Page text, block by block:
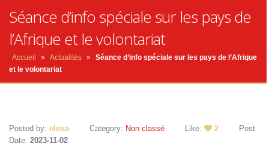
Séance d’info spéciale sur les pays de
l’Afrique et le volontariat
Accueil » Actualités » Séance d’info spéciale sur les pays de l’Afrique
et le volontariat
Posted by: elena Category: Non classé Like: 2
Post
Date: 2023-11-02